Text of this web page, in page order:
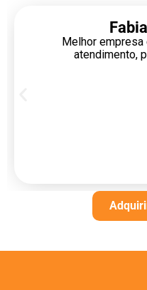
Melhor
atendimento,